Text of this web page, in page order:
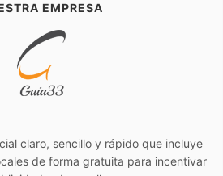
EMPRESA
claro, sencillo y rápido que incluye
de forma gratuita para incentivar